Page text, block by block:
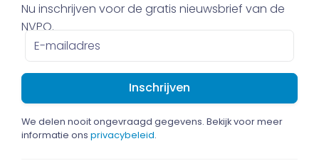
Nu inschrijven voor de gratis nieuwsbrief van de
NVPO.
E-
mailadres
We delen nooit ongevraagd gegevens. Bekijk voor meer
informatie ons privacybeleid.